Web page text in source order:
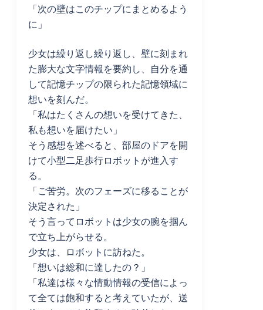
「次の壁はこのチップにまとめるよう
に」
少女は繰り返し繰り返し、壁に刻まれ
た膨大な文字情報を要約し、自分を通
して記憶チップの限られた記憶領域に
想いを刻んだ。
「私はたくさんの想いを受けてきた、
私も想いを届けたい」
そう感想を述べると、部屋のドアを開
けて小型二足歩行ロボットが進入す
る。
「ご苦労。次のフェーズに移ることが
決定された」
そう言ってロボットは少女の腕を掴ん
で立ち上がらせる。
少女は、ロボットに訪ねた。
「想いは総和に達したの？」
「私達は様々な情動情報の受信によっ
て全ては飽和すると考えていたが、送